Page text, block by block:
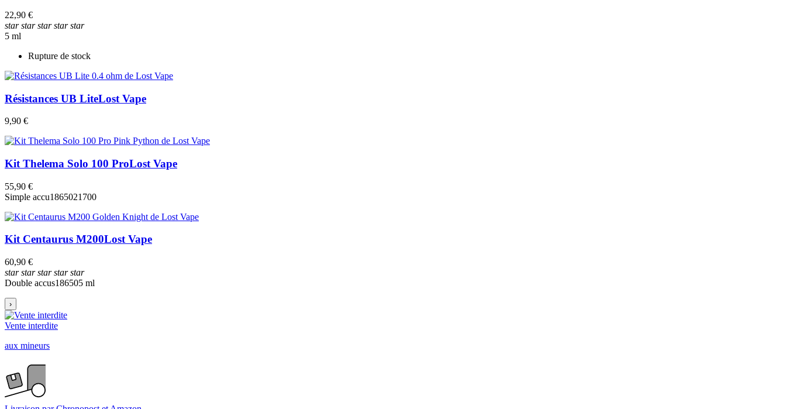
22,90 €
starstarstarstarstar
5 ml
Rupture de stock
Résistances UB LiteLost Vape
9,90 €
Kit Thelema Solo 100 ProLost Vape
55,90 €
Simple accu1865021700
Kit Centaurus M200Lost Vape
60,90 €
starstarstarstarstar
Double accus186505 ml
›
Vente interdite
aux mineurs